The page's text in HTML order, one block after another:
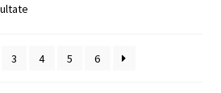
Sortat
mai
3 4 5 6